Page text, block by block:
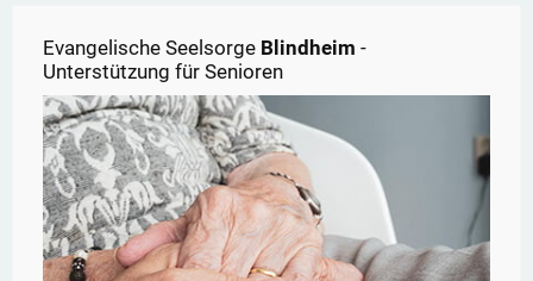
Evangelische Seelsorge Blindheim -
Unterstützung für Senioren